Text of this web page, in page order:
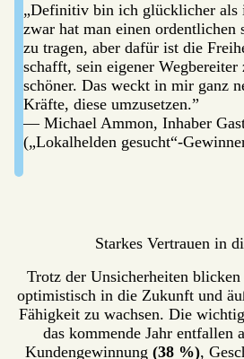
„Definitiv bin ich glücklicher als
zwar hat man einen ordentlichen
zu tragen, aber dafür ist die
schafft, sein eigener Wegbereiter
schöner. Das weckt in mir ganz
Kräfte, diese umzusetzen.”
— Michael Ammon, Inhaber
(„Lokalhelden gesucht“-
Starkes Vertrauen in
Trotz der Unsicherheiten blicken
optimistisch in die Zukunft und
Fähigkeit zu wachsen. Die
das kommende Jahr entfallen
Kundengewinnung (38 %),